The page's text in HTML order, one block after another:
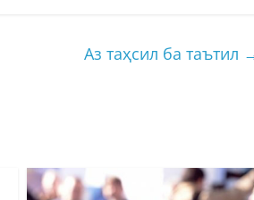
Аз таҳсил ба таътил